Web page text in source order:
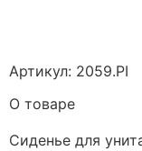
Артикул: 2059.PI
О товаре
Сиденье для